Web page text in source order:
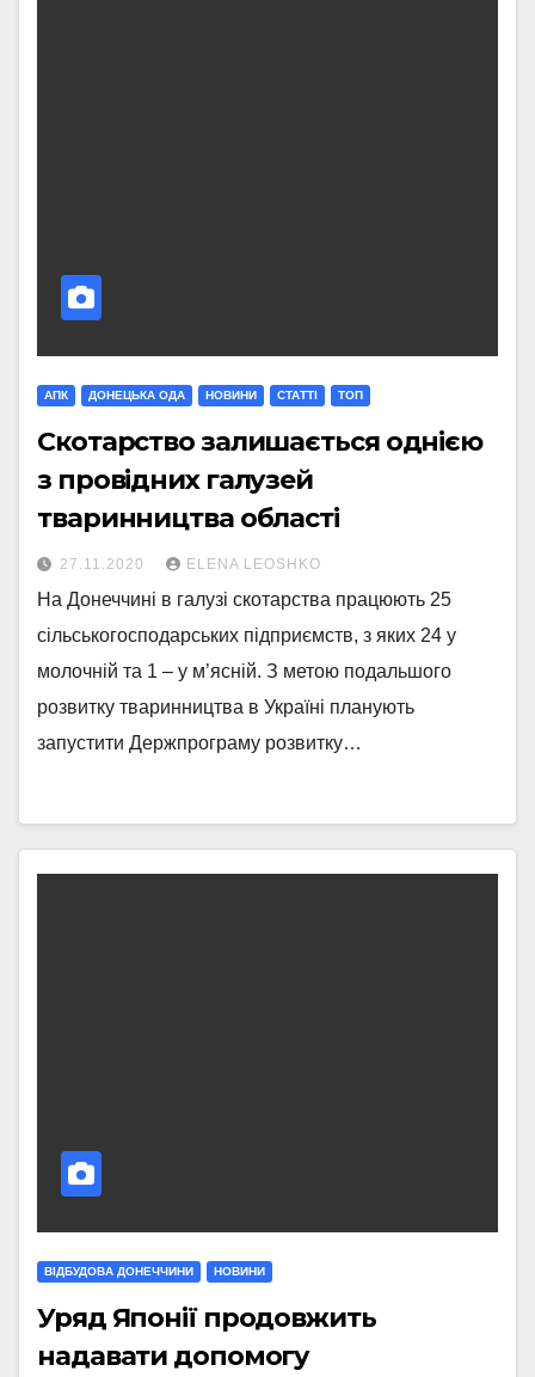
АПК ДОНЕЦЬКА ОДА НОВИНИ СТАТТI ТОП
Скотарство залишається однією
з провідних галузей
тваринництва області
27.11.2020 ELENA LEOSHKO
На Донеччині в галузі скотарства працюють 25
сільськогосподарських підприємств, з яких 24 у
молочній та 1 – у м’ясній. З метою подальшого
розвитку тваринництва в Україні планують
запустити Держпрограму розвитку…
ВІДБУДОВА ДОНЕЧЧИНИ НОВИНИ
Уряд Японії продовжить
надавати допомогу